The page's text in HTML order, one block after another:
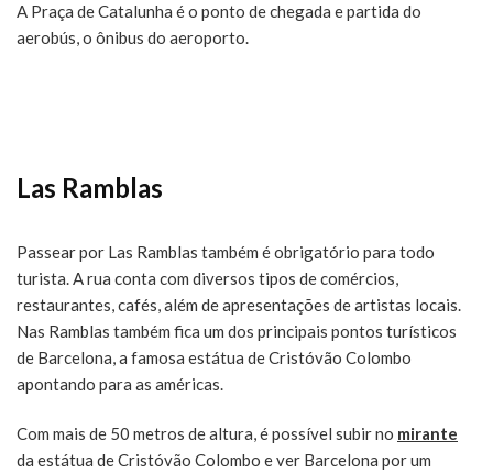
A Praça de Catalunha é o ponto de chegada e partida do
aerobús, o ônibus do aeroporto.
Las Ramblas
Passear por Las Ramblas também é obrigatório para todo
turista. A rua conta com diversos tipos de comércios,
restaurantes, cafés, além de apresentações de artistas locais.
Nas Ramblas também fica um dos principais pontos turísticos
de Barcelona, a famosa estátua de Cristóvão Colombo
apontando para as américas.
Com mais de 50 metros de altura, é possível subir no mirante
da estátua de Cristóvão Colombo e ver Barcelona por um